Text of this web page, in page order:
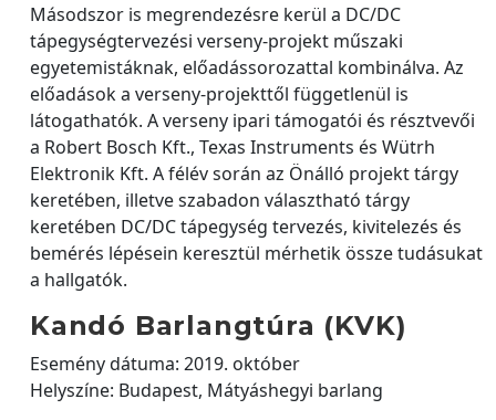
Másodszor is megrendezésre kerül a DC/DC
tápegységtervezési verseny-projekt műszaki
egyetemistáknak, előadássorozattal kombinálva. Az
előadások a verseny-projekttől függetlenül is
látogathatók. A verseny ipari támogatói és résztvevői
a Robert Bosch Kft., Texas Instruments és Wütrh
Elektronik Kft. A félév során az Önálló projekt tárgy
keretében, illetve szabadon választható tárgy
keretében DC/DC tápegység tervezés, kivitelezés és
bemérés lépésein keresztül mérhetik össze tudásukat
a hallgatók.
Kandó Barlangtúra (KVK)
Esemény dátuma: 2019. október
Helyszíne: Budapest, Mátyáshegyi barlang